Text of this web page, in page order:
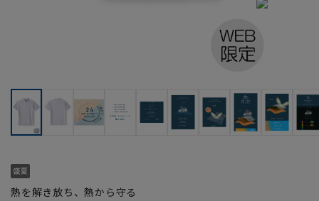
熱を解き放ち、熱から守る